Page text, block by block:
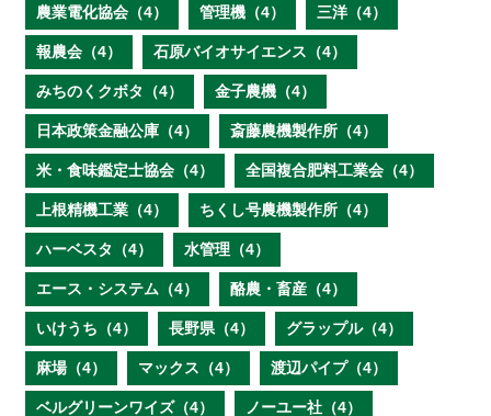
農業電化協会（4） 管理機（4） 三洋（4）
報農会（4） 石原バイオサイエンス（4）
みちのくクボタ（4） 金子農機（4）
日本政策金融公庫（4） 斎藤農機製作所（4）
米・食味鑑定士協会（4） 全国複合肥料工業会（4）
上根精機工業（4） ちくし号農機製作所（4）
ハーベスタ（4） 水管理（4）
エース・システム（4） 酪農・畜産（4）
いけうち（4） 長野県（4） グラップル（4）
麻場（4） マックス（4） 渡辺パイプ（4）
ベルグリーンワイズ（4） ノーユー社（4）